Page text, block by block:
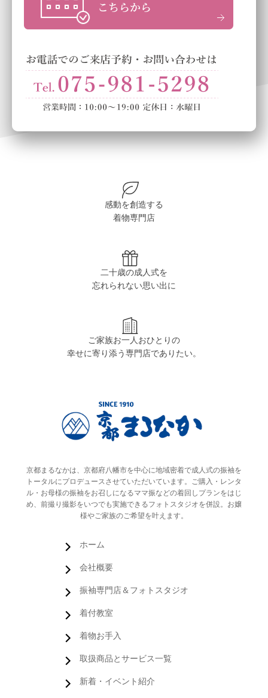
感動を創造する
着物専門店
二十歳の成人式を
忘れられない思い出に
ご家族お一人おひとりの
幸せに寄り添う専門店でありたい。
京都まるなかは、京都府八幡市を中心に地域密着で成人式の振袖を
トータルにプロデュースさせていただいています。ご購入・レンタ
ル・お母様の振袖をお召しになるママ振などの着回しプランをはじ
め、前撮り撮影をいつでも実施できるフォトスタジオを併設。お嬢
様やご家族のご希望を叶えます。
ホーム
会社概要
振袖専門店＆フォトスタジオ
着付教室
着物お手入
取扱商品とサービス一覧
新着・イベント紹介